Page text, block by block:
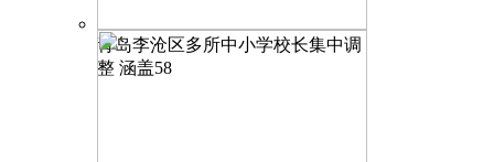
青岛李沧区多所中小学校长集中调
整 涵盖58